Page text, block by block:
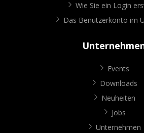
Wie Sie ein Login
Das Benutzerkonto im
Events
Downloads
Neuheiten
Jobs
Unternehmen